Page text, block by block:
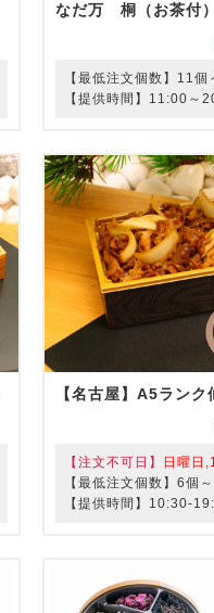
なだ万 桐（お茶付）
【最低注文個数】11個
【提供時間】11:00～
【注文不可日】
日曜日
【最低注文個数】6個～
【提供時間】10:30-